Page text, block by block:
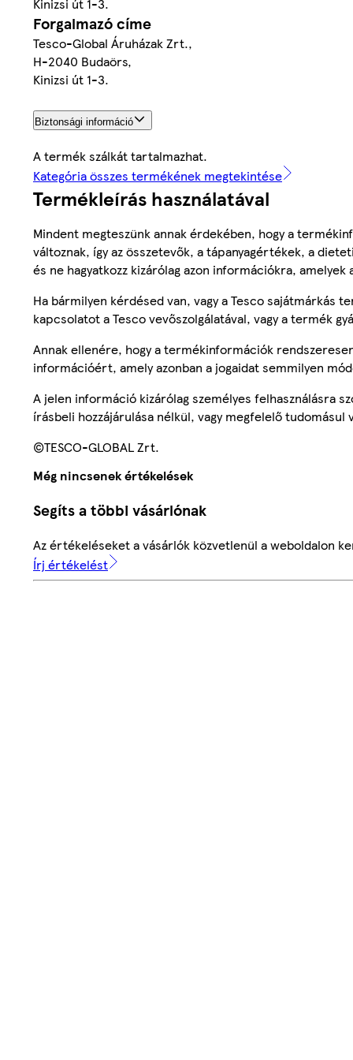
Forgalmazó címe
Tesco-Global Áruházak Zrt.,
H-2040 Budaörs,
Kinizsi út 1-3.
Biztonsági információ
A termék szálkát tartalmazhat.
Kategória összes termékének megtekintése
Termékleírás használatával
Mindent megteszünk annak érdekében, hogy a
változnak, így az összetevők, a tápanyagértékek, a
és ne hagyatkozz kizárólag azon információkra,
Ha bármilyen kérdésed van, vagy a Tesco
kapcsolatot a Tesco vevőszolgálatával, vagy a termék
Annak ellenére, hogy a termékinformációk
információért, amely azonban a jogaidat semmilyen
A jelen információ kizárólag személyes felhasználásra
írásbeli hozzájárulása nélkül, vagy megfelelő
©TESCO-GLOBAL Zrt.
Még nincsenek értékelések
Segíts a többi vásárlónak
Az értékeléseket a vásárlók közvetlenül a weboldalon
Írj értékelést